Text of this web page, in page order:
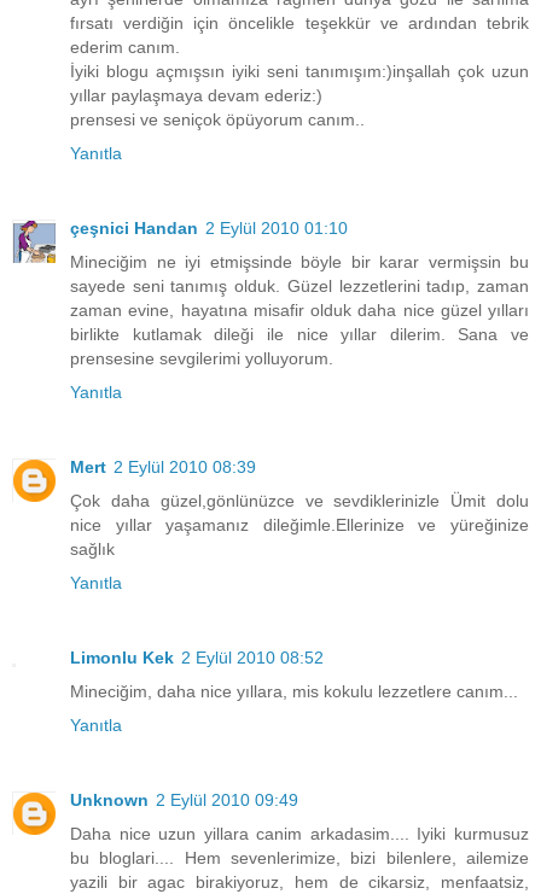
fırsatı verdiğin için öncelikle teşekkür ve ardından tebrik
ederim canım.
İyiki blogu açmışsın iyiki seni tanımışım:)inşallah çok uzun
yıllar paylaşmaya devam ederiz:)
prensesi ve seniçok öpüyorum canım..
Yanıtla
çeşnici Handan 2 Eylül 2010 01:10
Mineciğim ne iyi etmişsinde böyle bir karar vermişsin bu
sayede seni tanımış olduk. Güzel lezzetlerini tadıp, zaman
zaman evine, hayatına misafir olduk daha nice güzel yılları
birlikte kutlamak dileği ile nice yıllar dilerim. Sana ve
prensesine sevgilerimi yolluyorum.
Yanıtla
Mert 2 Eylül 2010 08:39
Çok daha güzel,gönlünüzce ve sevdiklerinizle Ümit dolu
nice yıllar yaşamanız dileğimle.Ellerinize ve yüreğinize
sağlık
Yanıtla
Limonlu Kek 2 Eylül 2010 08:52
Mineciğim, daha nice yıllara, mis kokulu lezzetlere canım...
Yanıtla
Unknown 2 Eylül 2010 09:49
Daha nice uzun yillara canim arkadasim.... Iyiki kurmusuz
bu bloglari.... Hem sevenlerimize, bizi bilenlere, ailemize
yazili bir agac birakiyoruz, hem de cikarsiz, menfaatsiz,